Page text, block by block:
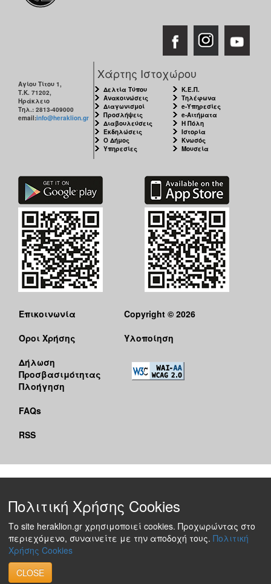
Αγίου Τίτου 1,
Τ.Κ. 71202,
Ηράκλειο
Τηλ.: 2813-409000
email:info@heraklion.gr
Χάρτης Ιστοχώρου
Δελτία Τύπου
Ανακοινώσεις
Διαγωνισμοί
Προσλήψεις
Διαβουλεύσεις
Εκδηλώσεις
Ο Δήμος
Υπηρεσίες
Κ.Ε.Π.
Τηλέφωνα
e-Υπηρεσίες
e-Αιτήματα
Η Πόλη
Ιστορία
Κνωσός
Μουσεία
Επικοινωνία
Όροι Χρήσης
Δήλωση
Προσβασιμότητας
Πλοήγηση
FAQs
RSS
Copyright © 2026
Υλοποίηση
Πολιτική Χρήσης Cookies
Το site heraklion.gr χρησιμοποιεί cookies. Προχωρώντας στο
περιεχόμενο, συναινείτε με την αποδοχή τους. Πολιτική
Χρήσης Cookies
CLOSE